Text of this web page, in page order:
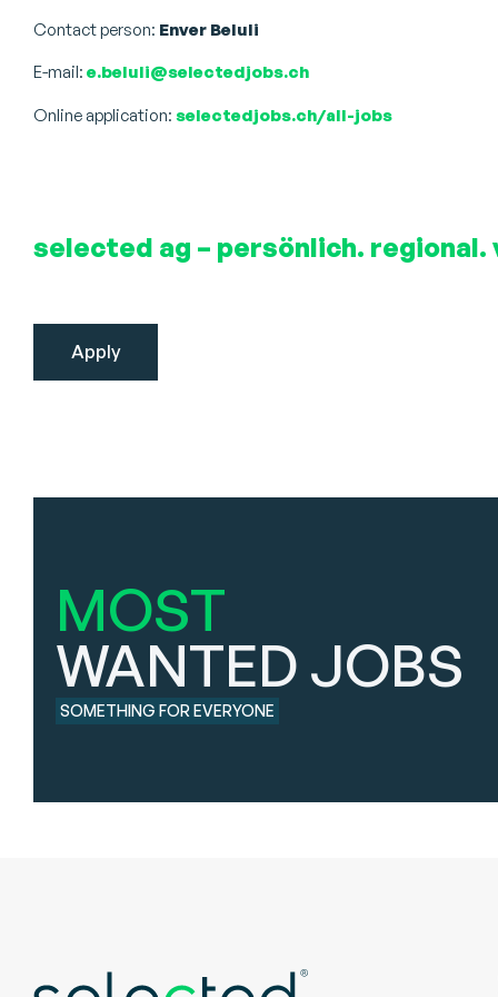
Contact person: Enver Beluli
E-mail: e.beluli@selectedjobs.ch
Online application: selectedjobs.ch/all-jobs
selected ag – persönlich. regional.
MOST
WANTED JOBS
SOMETHING FOR EVERYONE